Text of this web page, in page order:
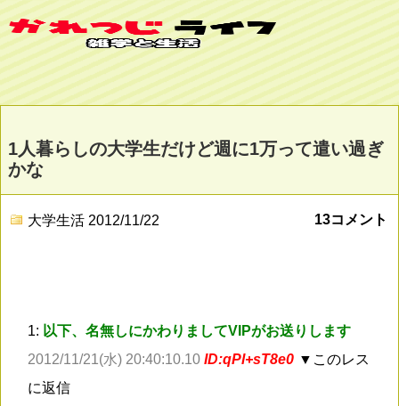
1人暮らしの大学生だけど週に1万って遣い過ぎ
かな
大学生活 2012/11/22 13コメント
1: 以下、名無しにかわりましてVIPがお送りします
2012/11/21(水) 20:40:10.10 ID:qPl+sT8e0 ▼このレス
に返信